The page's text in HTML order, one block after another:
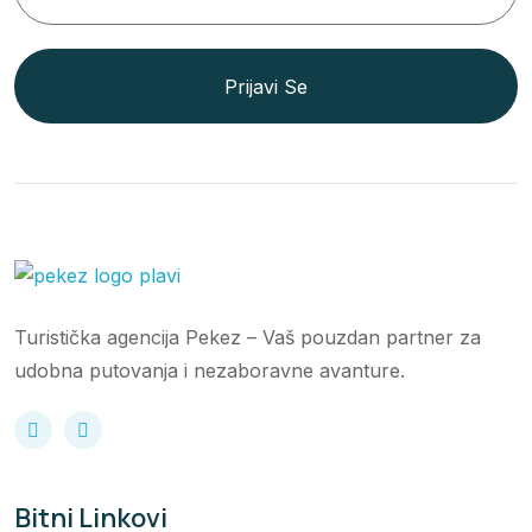
Prijavi Se
Turistička agencija Pekez – Vaš pouzdan partner za
udobna putovanja i nezaboravne avanture.
Bitni Linkovi